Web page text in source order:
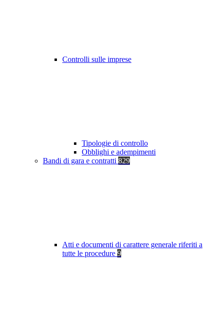
Controlli sulle imprese
Tipologie di controllo
Obblighi e adempimenti
Bandi di gara e contratti 829
Atti e documenti di carattere generale riferiti a
tutte le procedure 9